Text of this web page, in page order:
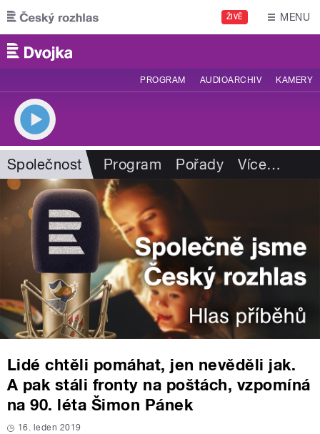
Přejít k hlavnímu obsahu
ŽIVĚ MENU
PROGRAM AUDIOARCHIV KAMERY
Společnost Program Pořady Více…
Lidé chtěli pomáhat, jen nevěděli jak.
A pak stáli fronty na poštách, vzpomíná
na 90. léta Šimon Pánek
16. leden 2019